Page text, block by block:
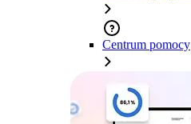
Centrum pomocy